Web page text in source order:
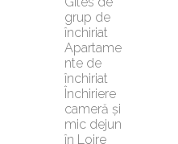
grup de
închiriat
Apartame
nte de
închiriat
Închiriere
cameră și
mic dejun
în Loire